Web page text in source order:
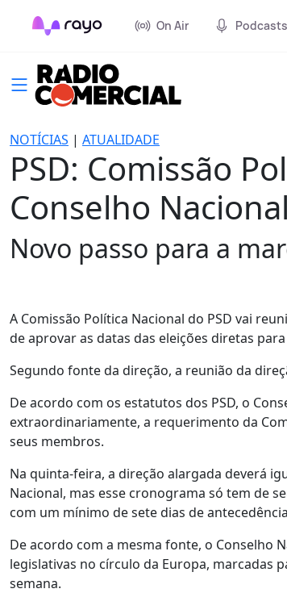
On Air Podcasts
NOTÍCIAS | ATUALIDADE
PSD: Comissão
Conselho Nacional
Novo passo para a
A Comissão Política Nacional do PSD vai
de aprovar as datas das eleições diretas
Segundo fonte da direção, a reunião da
De acordo com os estatutos dos PSD, o
extraordinariamente, a requerimento da
seus membros.
Na quinta-feira, a direção alargada deverá
Nacional, mas esse cronograma só tem de
com um mínimo de sete dias de
De acordo com a mesma fonte, o Conselho
legislativas no círculo da Europa, marcadas
semana.